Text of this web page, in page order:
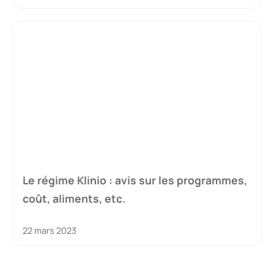
Le régime Klinio : avis sur les programmes,
coût, aliments, etc.
22 mars 2023